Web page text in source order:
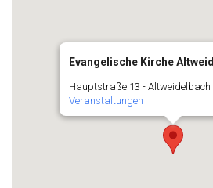
Evangelische Kirche
Hauptstraße 13 - Altweidelbach
Veranstaltungen